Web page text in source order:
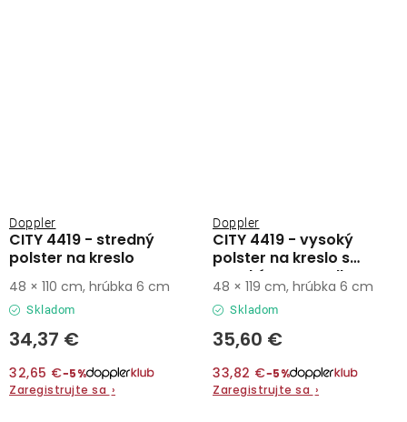
CITY 4419 - stredný
polster na kreslo
Doppler
Skladom
34,37 €
32,65 €−5%
Zaregistrujte sa ›
48 × 110 cm, hrúbka 6 cm
CITY 4419 - vysoký
polster na kreslo s
vysokým operadlom
Doppler
Skladom
35,60 €
33,82 €−5%
Zaregistrujte sa ›
48 × 119 cm, hrúbka 6 cm